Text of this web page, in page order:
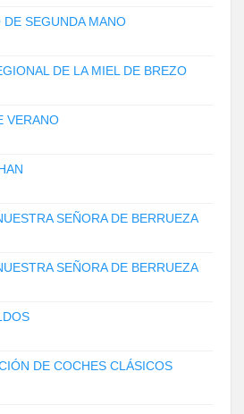
SEGUNDA MANO
DE LA MIEL DE BREZO
VERANO
SEÑORA DE BERRUEZA
SEÑORA DE BERRUEZA
DE COCHES CLÁSICOS